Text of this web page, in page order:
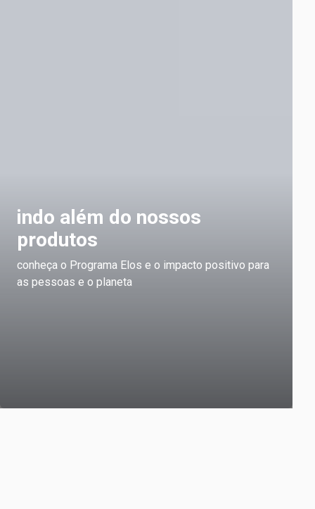
indo além do nossos
produtos
conheça o Programa Elos e o impacto positivo para
as pessoas e o planeta